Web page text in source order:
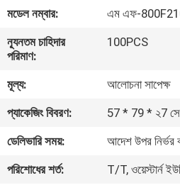
কারখানা
মান
নিয়ন্ত্রণ
মডেল নম্বার:
এম এফ-
ন্যূনতম চাহিদার
পরিমাণ:
100PCS
মূল্য:
আলোচনা সাপেক্ষ
প্যাকেজিং বিবরণ:
57 * 79 * ২7
ডেলিভারি সময়:
আদেশ উপর নির্ভর
পরিশোধের শর্ত:
T/T, ওয়েস্টার্ন